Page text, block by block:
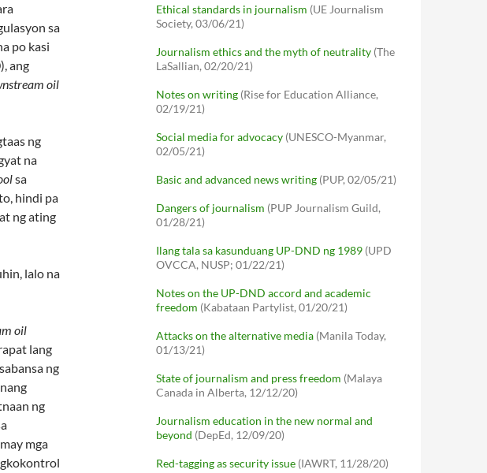
sa
po kasi
ang
oil
ng
na
sa
hindi pa
ng ating
lalo na
oil
lang
ng
ng
mga
Ethical standards in journalism (UE Journalism
Society, 03/06/21)
Journalism ethics and the myth of neutrality (The
LaSallian, 02/20/21)
Notes on writing (Rise for Education Alliance,
02/19/21)
Social media for advocacy (UNESCO-Myanmar,
02/05/21)
Basic and advanced news writing (PUP, 02/05/21)
Dangers of journalism (PUP Journalism Guild,
01/28/21)
Ilang tala sa kasunduang UP-DND ng 1989 (UPD
OVCCA, NUSP; 01/22/21)
Notes on the UP-DND accord and academic
freedom (Kabataan Partylist, 01/20/21)
Attacks on the alternative media (Manila Today,
01/13/21)
State of journalism and press freedom (Malaya
Canada in Alberta, 12/12/20)
Journalism education in the new normal and
beyond (DepEd, 12/09/20)
Red-tagging as security issue (IAWRT, 11/28/20)